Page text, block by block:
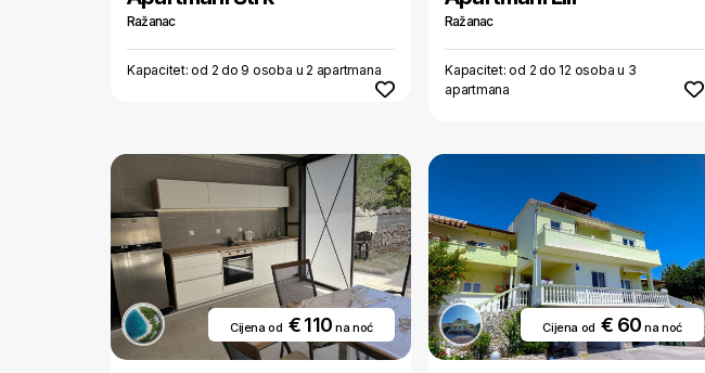
Ražanac
Kapacitet: od 2 do 9 osoba u 2 apartmana
Ražanac
Kapacitet: od 2 do 12 osoba u 3
apartmana
Cijena od € 110na noć Cijena od € 60na noć